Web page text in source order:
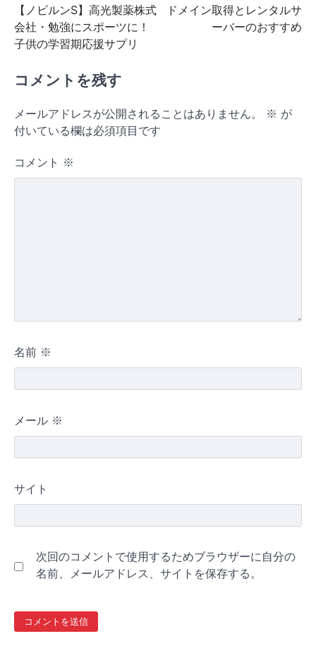
稿
ナ
ゲ
シ
ン
【ノビルンS】高光製薬株式
会社・勉強にスポーツに！
子供の学習期応援サプリ
ドメイン取得とレンタルサ
ーバーのおすすめ
コメントを残す
メールアドレスが公開されることはありません。 ※ が
付いている欄は必須項目です
コメント ※
名前 ※
メール ※
サイト
次回のコメントで使用するためブラウザーに自分の
名前、メールアドレス、サイトを保存する。